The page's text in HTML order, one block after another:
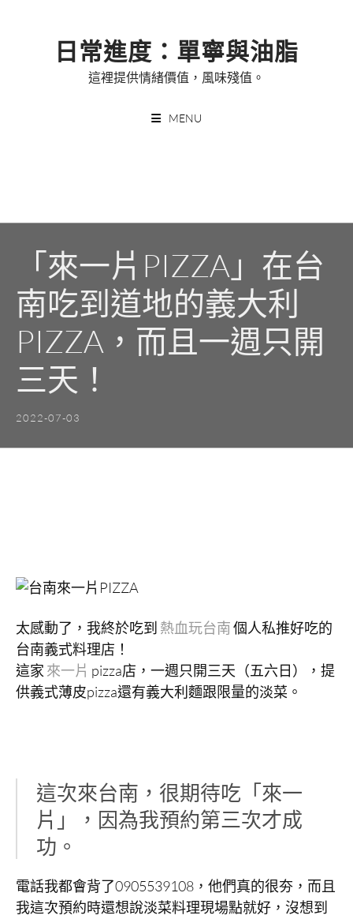
日常進度：單寧與油脂
這裡提供情緒價值，風味殘值。
MENU
「來一片PIZZA」在台
南吃到道地的義大利
PIZZA，而且一週只開
三天！
2022-07-03
太感動了，我終於吃到 熱血玩台南個人私推好吃的
台南義式料理店！
這家 來一片 pizza店，一週只開三天（五六日），提
供義式薄皮pizza還有義大利麵跟限量的淡菜。
這次來台南，很期待吃「來一
片」，因為我預約第三次才成
功。
電話我都會背了0905539108，他們真的很夯，而且
我這次預約時還想說淡菜料理現場點就好，沒想到